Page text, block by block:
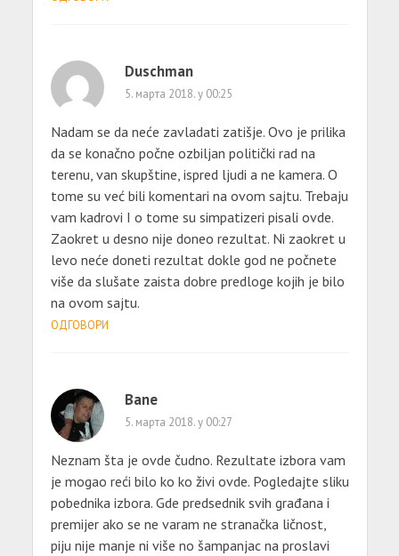
Duschman
5. марта 2018. у 00:25
Nadam se da neće zavladati zatišje. Ovo je prilika
da se konačno počne ozbiljan politički rad na
terenu, van skupštine, ispred ljudi a ne kamera. O
tome su već bili komentari na ovom sajtu. Trebaju
vam kadrovi I o tome su simpatizeri pisali ovde.
Zaokret u desno nije doneo rezultat. Ni zaokret u
levo neće doneti rezultat dokle god ne počnete
više da slušate zaista dobre predloge kojih je bilo
na ovom sajtu.
ОДГОВОРИ
Bane
5. марта 2018. у 00:27
Neznam šta je ovde čudno. Rezultate izbora vam
je mogao reći bilo ko ko živi ovde. Pogledajte sliku
pobednika izbora. Gde predsednik svih građana i
premijer ako se ne varam ne stranačka ličnost,
piju nije manje ni više no šampanjac na proslavi